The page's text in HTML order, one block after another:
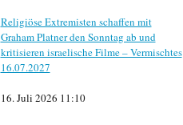
Religiöse Extremisten schaffen mit
Graham Platner den Sonntag ab und
kritisieren israelische Filme – Vermischtes
16.07.2027
16. Juli 2026 11:10